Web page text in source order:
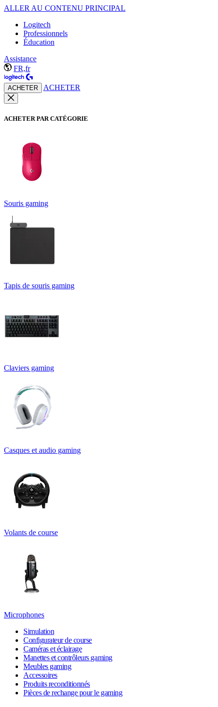
ALLER AU CONTENU PRINCIPAL
Logitech
Professionnels
Éducation
Assistance
FR,fr
ACHETER ACHETER
ACHETER PAR CATÉGORIE
Souris gaming
Tapis de souris gaming
Claviers gaming
Casques et audio gaming
Volants de course
Microphones
Simulation
Configurateur de course
Caméras et éclairage
Manettes et contrôleurs gaming
Meubles gaming
Accessoires
Produits reconditionnés
Pièces de rechange pour le gaming